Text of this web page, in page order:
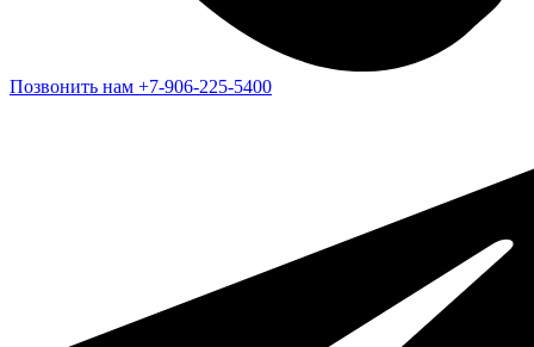
Позвонить нам +7-906-225-5400